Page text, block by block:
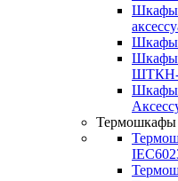
Шкафы
Шкафы
Шкафы
Шкафы
Термошкафы